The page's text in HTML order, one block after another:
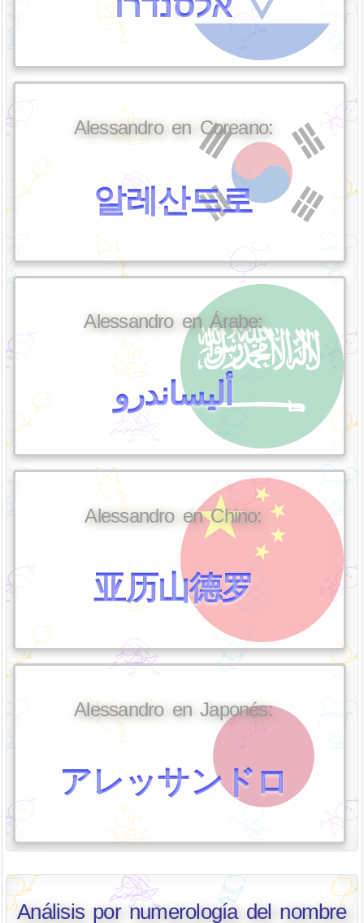
Alessandro en Coreano:
알레산드로
Alessandro en Árabe:
أليساندرو
Alessandro en Chino:
亚历山德罗
Alessandro en Japonés:
アレッサンドロ
Análisis por numerología del nombre